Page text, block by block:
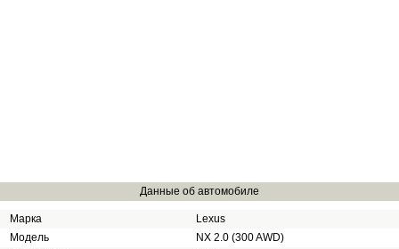
Данные об автомобиле
Марка
Lexus
Модель
NX 2.0 (300 AWD)